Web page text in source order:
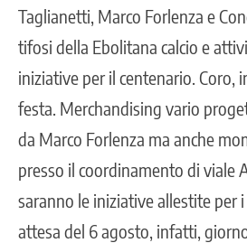
Taglianetti, Marco Forlenza e
tifosi della Ebolitana calcio e
iniziative per il centenario. Coro,
festa. Merchandising vario
da Marco Forlenza ma anche
presso il coordinamento di viale
saranno le iniziative allestite per
attesa del 6 agosto, infatti,